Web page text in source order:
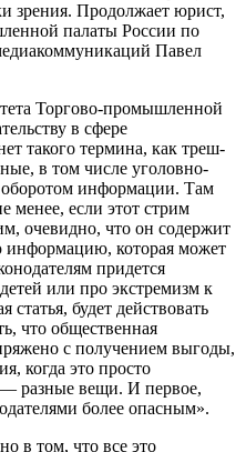
зрения. Продолжает юрист,
палаты России по
Павел
Торгово-промышленной
в сфере
такого термина, как треш-
в том числе уголовно-
оборотом информации. Там
менее, если этот стрим
очевидно, что он содержит
информацию, которая может
придется
или про экстремизм к
будет действовать
что общественная
с получением выгоды,
когда это просто
разные вещи. И первое,
более опасным».
в том, что все это